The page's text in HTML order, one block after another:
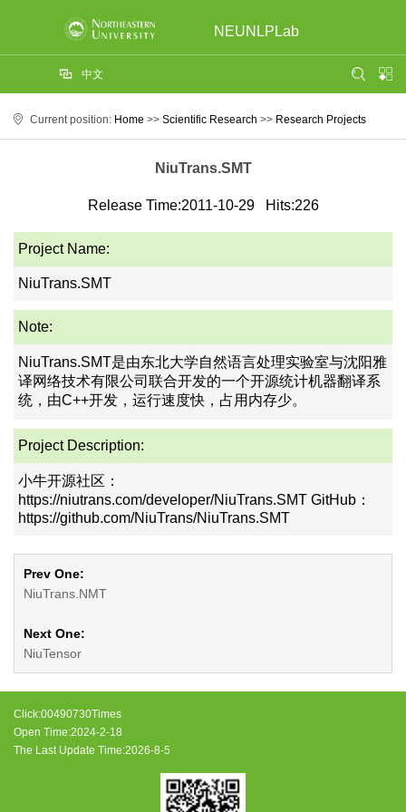
NEUNLPLab
中文
Current position: Home >> Scientific Research >> Research Projects
NiuTrans.SMT
Release Time:2011-10-29 Hits:226
Project Name:
NiuTrans.SMT
Note:
NiuTrans.SMT是由东北大学自然语言处理实验室与沈阳雅
译网络技术有限公司联合开发的一个开源统计机器翻译系
统，由C++开发，运行速度快，占用内存少。
Project Description:
小牛开源社区：
https://niutrans.com/developer/NiuTrans.SMT GitHub：
https://github.com/NiuTrans/NiuTrans.SMT
Prev One:
NiuTrans.NMT
Next One:
NiuTensor
Click:00490730Times
Open Time:2024-2-18
The Last Update Time:2026-8-5